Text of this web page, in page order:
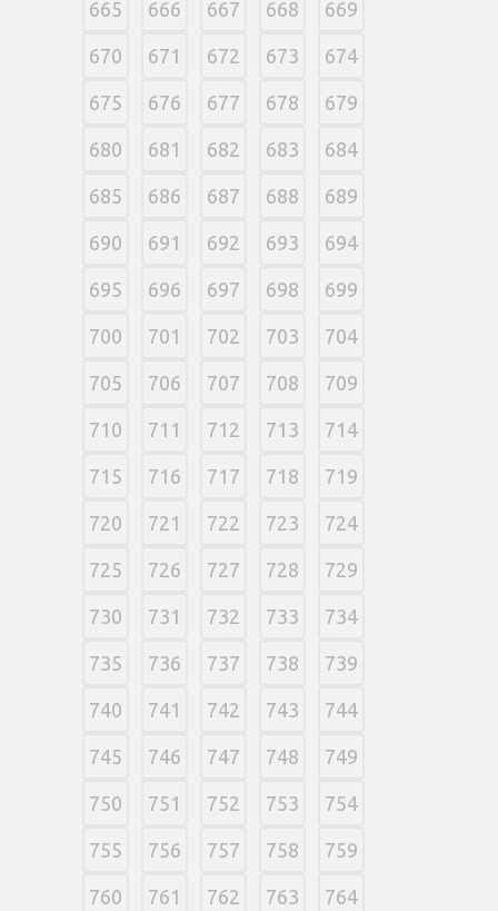
665 666 667 668 669
670 671 672 673 674
675 676 677 678 679
680 681 682 683 684
685 686 687 688 689
690 691 692 693 694
695 696 697 698 699
700 701 702 703 704
705 706 707 708 709
710 711 712 713 714
715 716 717 718 719
720 721 722 723 724
725 726 727 728 729
730 731 732 733 734
735 736 737 738 739
740 741 742 743 744
745 746 747 748 749
750 751 752 753 754
755 756 757 758 759
760 761 762 763 764